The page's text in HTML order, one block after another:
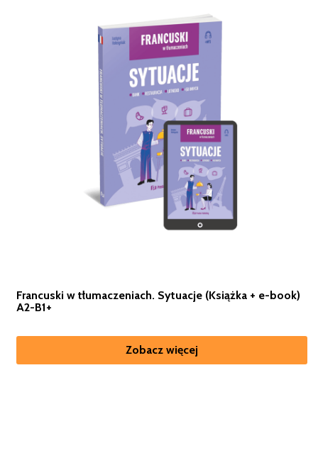
Francuski w tłumaczeniach. Sytuacje (Książka + e-book)
A2-B1+
Zobacz więcej